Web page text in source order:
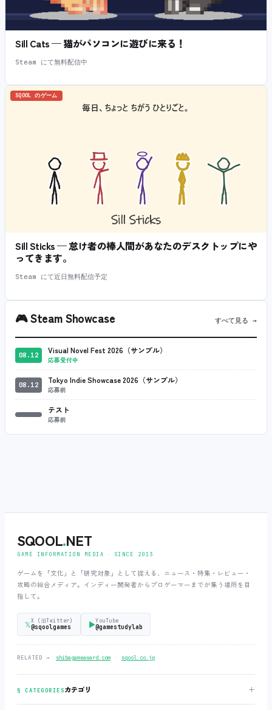
Sill Cats — 猫がパソコンに遊びに来る！
Steam にて無料配信中
SQOOL のゲーム
Sill Sticks — 怠け者の棒人間があなたのデスクトップにや
ってきます。
Steam にて近日無料配信予定
🎮Steam Showcase すべて見る →
08.12 Visual Novel Fest 2026（サンプル）
応募受付中
08.12 Tokyo Indie Showcase 2026（サンプル）
応募前
テスト
応募前
SQOOL.NET
GAME INFORMATION MEDIA ‧ SINCE 2013
ゲームを「文化」と「研究対象」として捉える、ニュース・特集・レビュー・
攻略の総合メディア。インディー開発者からプロゲーマーまでが集う場所を目
指して。
𝕏X (旧Twitter)
@sqoolgames ▶YouTube
@gamestudylab
RELATED → shibagameaward.com ‧ sqool.co.jp
§ CATEGORIESカテゴリ ＋